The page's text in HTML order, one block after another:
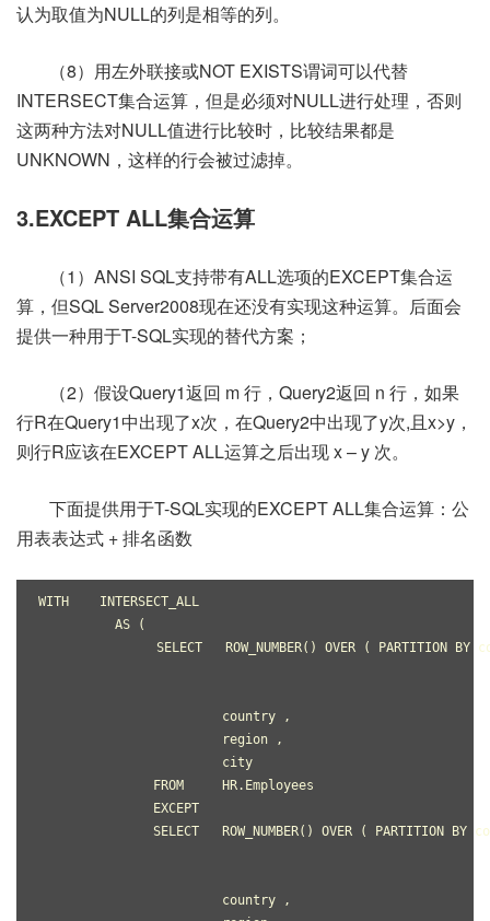
认为取值为NULL的列是相等的列。
（8）用左外联接或NOT EXISTS谓词可以代替
INTERSECT集合运算，但是必须对NULL进行处理，否则
这两种方法对NULL值进行比较时，比较结果都是
UNKNOWN，这样的行会被过滤掉。
3.EXCEPT ALL集合运算
（1）ANSI SQL支持带有ALL选项的EXCEPT集合运
算，但SQL Server2008现在还没有实现这种运算。后面会
提供一种用于T-SQL实现的替代方案；
（2）假设Query1返回 m 行，Query2返回 n 行，如果
行R在Query1中出现了x次，在Query2中出现了y次,且x>y，
则行R应该在EXCEPT ALL运算之后出现 x – y 次。
下面提供用于T-SQL实现的EXCEPT ALL集合运算：公
用表表达式 + 排名函数
WITH    INTERSECT_ALL
          AS (
SELECT   ROW_NUMBER() OVER ( PARTITION BY
                        country ,
                        region ,
                        city
               FROM     HR.Employees
               EXCEPT
SELECT   ROW_NUMBER() OVER ( PARTITION BY
                        country ,